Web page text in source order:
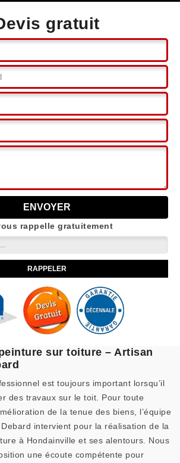
gratuit
rappelle gratuitement
sur toiture – Artisan
est toujours important lorsqu’il
des travaux sur le toit. Pour toute
de la tenue des biens, l’équipe
intervient pour la réalisation de la
à Hondainville et ses alentours. Nous
une écoute compétente pour